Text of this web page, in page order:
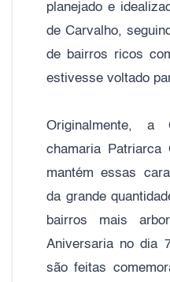
planejado e
de Carvalho,
de bairros ricos
estivesse voltado
Originalmente, a
chamaria Patriarca
mantém essas
da grande
bairros mais
Aniversaria no dia
são feitas